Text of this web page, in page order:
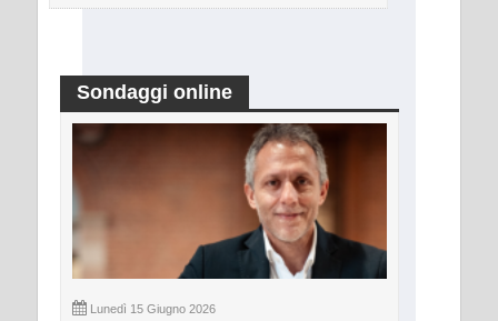
Sondaggi online
Lunedì 15 Giugno 2026